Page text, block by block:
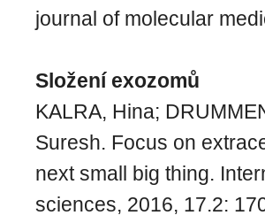
journal of molecular
Složení exozomů
KALRA, Hina;
Suresh. Focus on
next small big thing.
sciences, 2016, 17.2: